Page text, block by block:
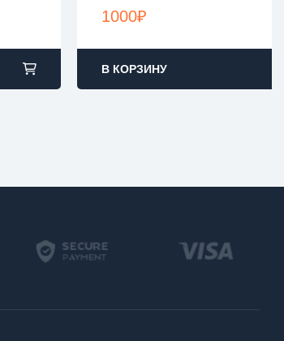
1000₽
загрузка с 9:00-22:00 по Москве
В КОРЗИНУ